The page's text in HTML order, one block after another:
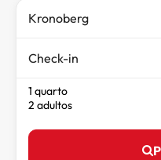
Check-in
1 quarto
2 adultos